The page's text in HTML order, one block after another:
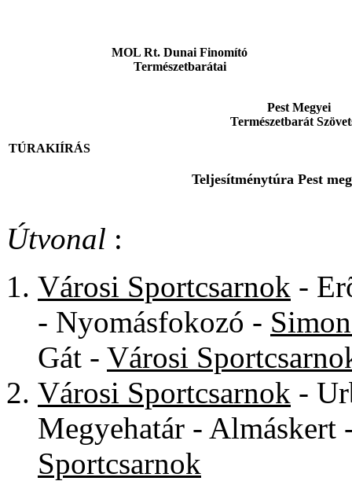
MOL Rt. Dunai Finomító
Természetbarátai
Pest Megyei
Természetbarát
TÚRAKIÍRÁS
Teljesítménytúra Pest
Útvonal :
Városi Sportcsarnok -
- Nyomásfokozó -
Gát - Városi
Városi Sportcsarnok -
Megyehatár -
Sportcsarnok